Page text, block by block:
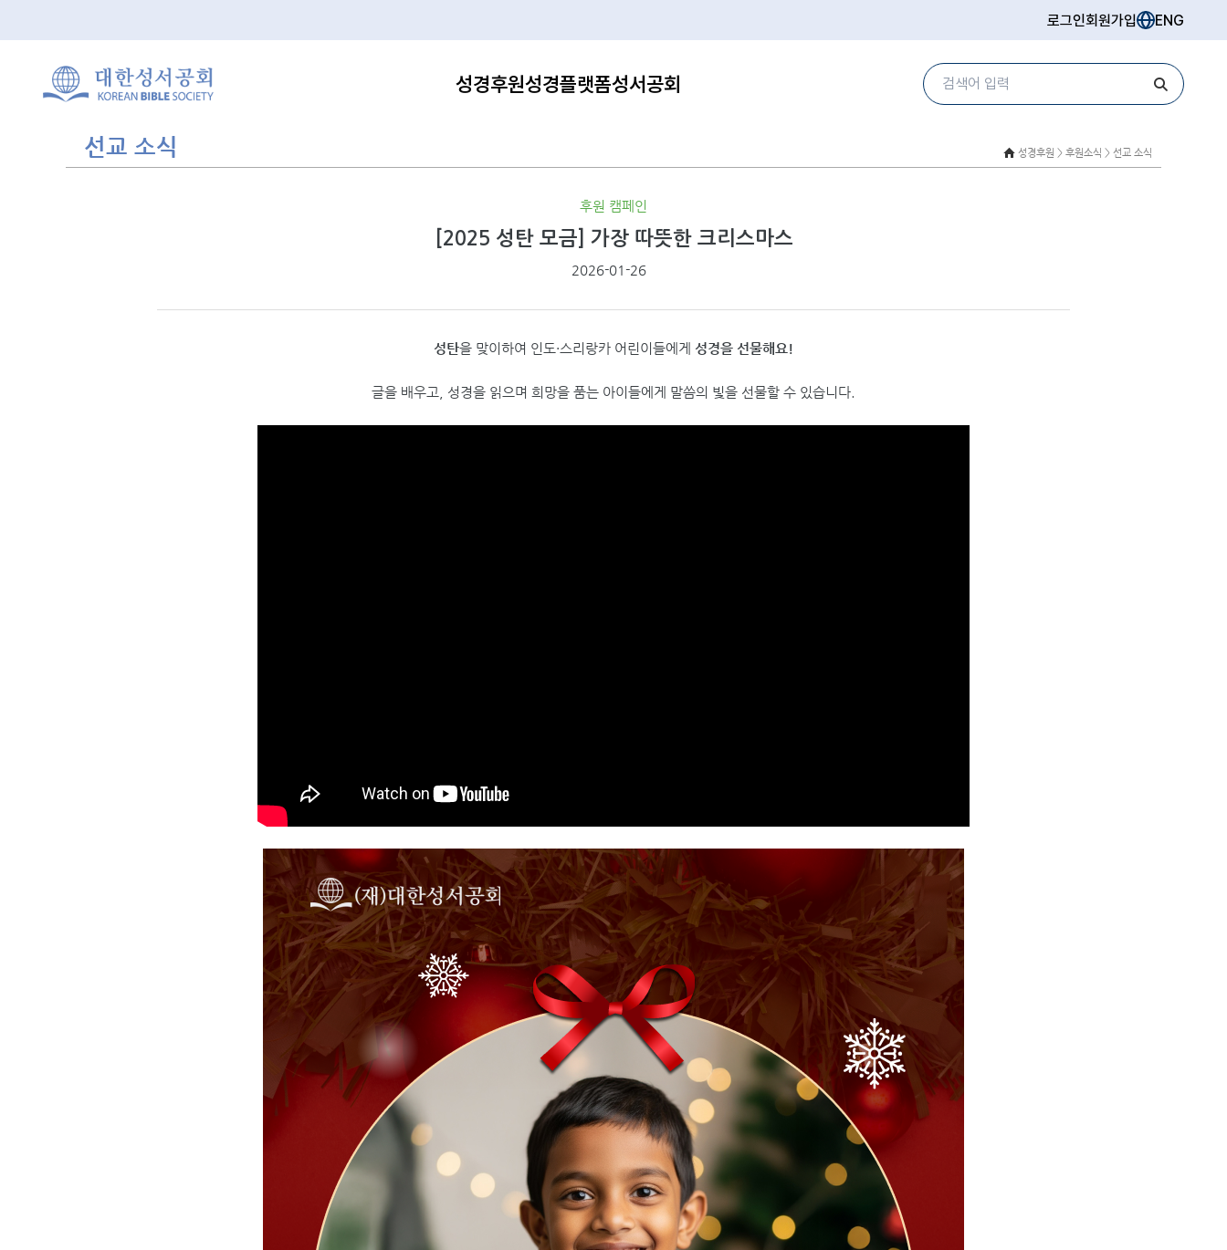
로그인회원가입 ENG
성경후원성경플랫폼성서공회
선교 소식 성경후원 > 후원소식 > 선교 소식
후원 캠페인
[2025 성탄 모금] 가장 따뜻한 크리스마스
2026-01-26
성탄을 맞이하여 인도·스리랑카 어린이들에게 성경을 선물해요!
글을 배우고, 성경을 읽으며 희망을 품는 아이들에게 말씀의 빛을 선물할 수 있습니다.